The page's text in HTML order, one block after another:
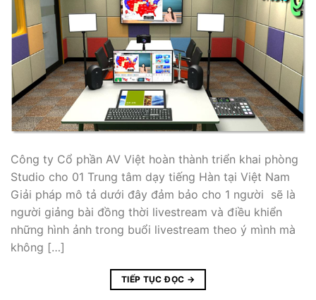
Công ty Cổ phần AV Việt hoàn thành triển khai phòng
Studio cho 01 Trung tâm dạy tiếng Hàn tại Việt Nam
Giải pháp mô tả dưới đây đảm bảo cho 1 người sẽ là
người giảng bài đồng thời livestream và điều khiển
những hình ảnh trong buổi livestream theo ý mình mà
không […]
TIẾP TỤC ĐỌC →